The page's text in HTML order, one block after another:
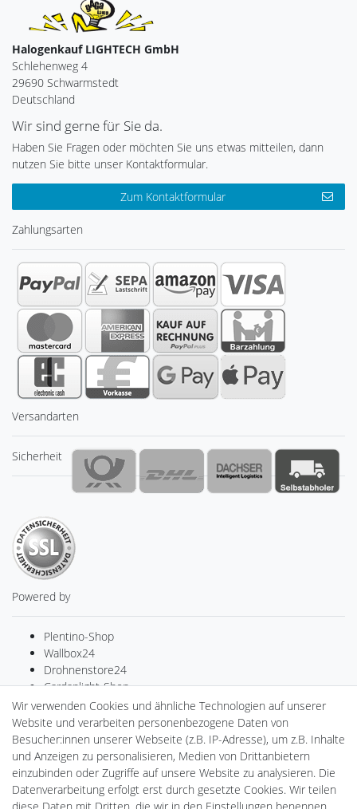
Halogenkauf LIGHTECH GmbH
Schlehenweg 4
29690 Schwarmstedt
Deutschland
Wir sind gerne für Sie da.
Haben Sie Fragen oder möchten Sie uns etwas mitteilen, dann
nutzen Sie bitte unser Kontaktformular.
Zum Kontaktformular
Zahlungsarten
Versandarten
Sicherheit
Powered by
Plentino-Shop
Wallbox24
Drohnenstore24
Cardanlight-Shop
Batteriespeicher
PlentiSolar
Gebrauchtlicht
Ledkauf
DEYESOLAR
Lightech Connect
CardanLight Europe
Wir verwenden Cookies und ähnliche Technologien auf unserer
Website und verarbeiten personenbezogene Daten von
Besucher:innen unserer Webseite (z.B. IP-Adresse), um z.B. Inhalte
und Anzeigen zu personalisieren, Medien von Drittanbietern
einzubinden oder Zugriffe auf unsere Website zu analysieren. Die
Datenverarbeitung erfolgt erst durch gesetzte Cookies. Wir teilen